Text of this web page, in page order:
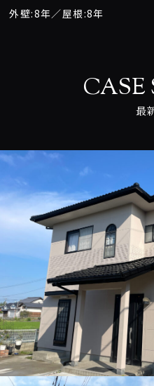
外壁:8年／屋根:8年
CASE
最